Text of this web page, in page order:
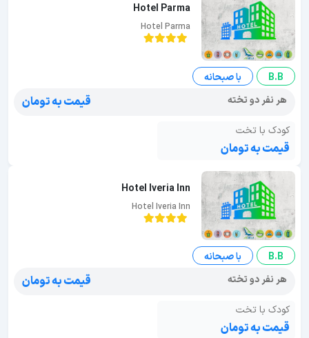
Hotel Parma
Hotel Parma
B.B
با صبحانه
هر نفر دو تخته
قیمت به تومان
کودک با تخت
قیمت به تومان
Hotel Iveria Inn
Hotel Iveria Inn
B.B
با صبحانه
هر نفر دو تخته
قیمت به تومان
کودک با تخت
قیمت به تومان